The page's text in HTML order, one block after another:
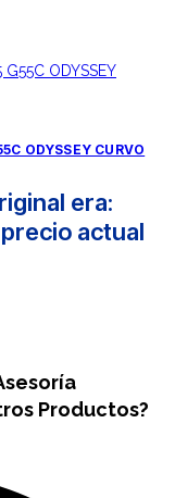
ODYSSEY CURVO
era:
precio actual
Productos?